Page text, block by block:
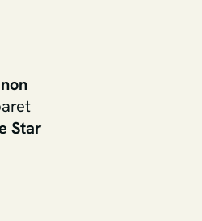
Star